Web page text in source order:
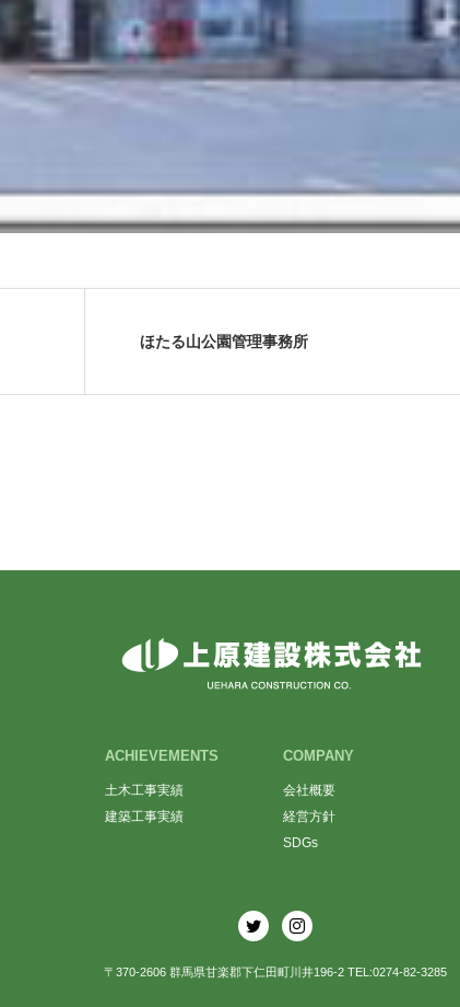
ほたる山公園管理事務所
ACHIEVEMENTS
土木工事実績
建築工事実績
COMPANY
会社概要
経営方針
SDGs
〒370-2606 群馬県甘楽郡下仁田町川井196-2 TEL:0274-82-3285